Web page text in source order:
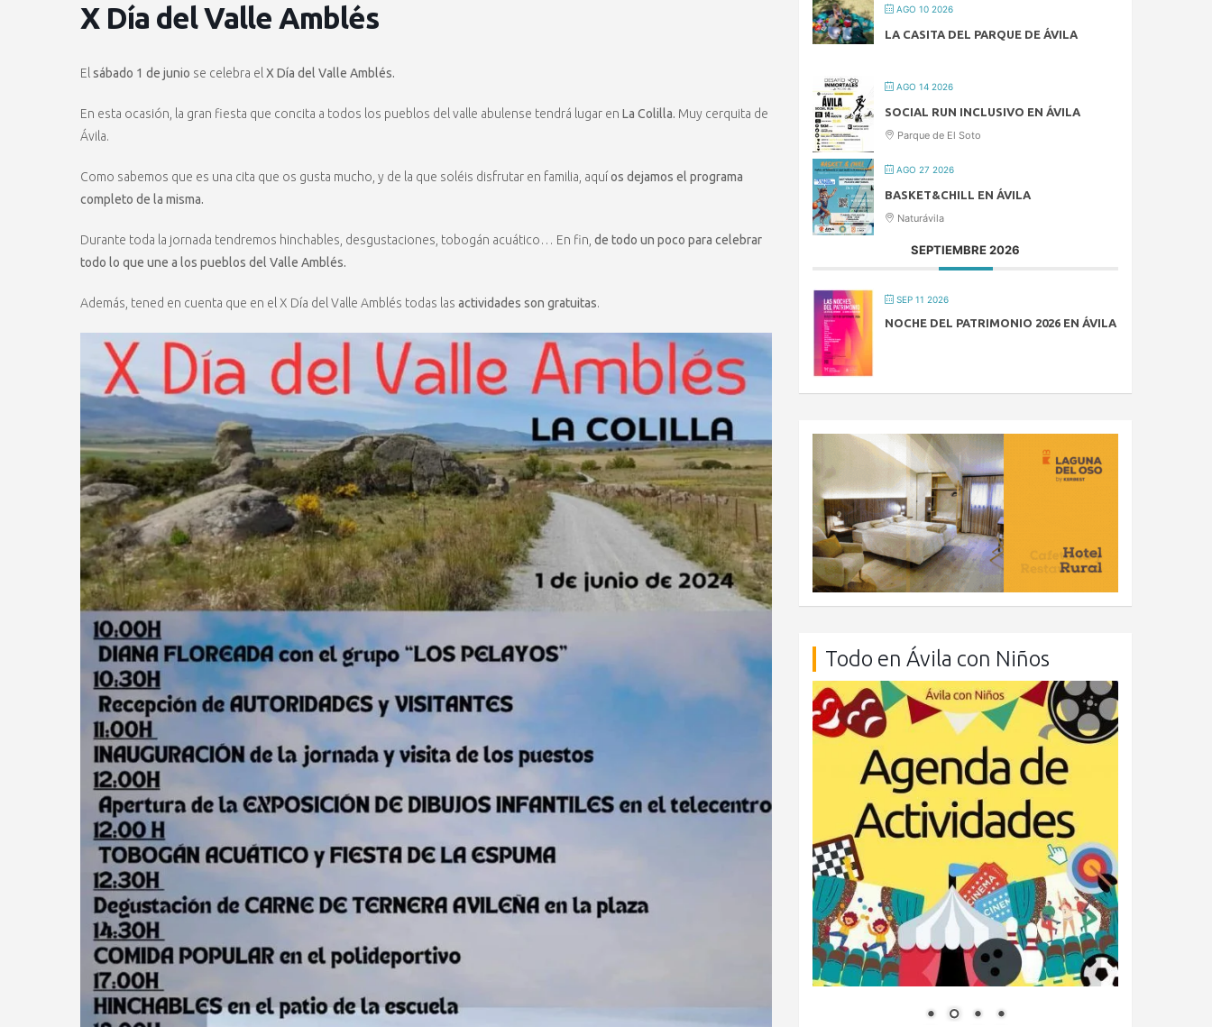
X Día del Valle Amblés
Elsábado 1 de junio se celebra elX Día del Valle Amblés.
En esta ocasión, la gran fiesta que concita a todos los pueblos del valle abulense tendrá lugar en La Colilla. Muy cerquita de
Ávila.
Como sabemos que es una cita que os gusta mucho, y de la que soléis disfrutar en familia, aquíos dejamos el programa
completo de la misma.
Durante toda la jornada tendremos hinchables, desgustaciones, tobogán acuático… En fin, de todo un poco para celebrar
todo lo que une a los pueblos del Valle Amblés.
Además, tened en cuenta que en el X Día del Valle Amblés todas las actividades son gratuitas.
AGO 10 2026
LA CASITA DEL PARQUE DE ÁVILA
AGO 14 2026
SOCIAL RUN INCLUSIVO EN ÁVILA
Parque de El Soto
AGO 27 2026
BASKET&CHILL EN ÁVILA
Naturávila
SEPTIEMBRE 2026
SEP 11 2026
NOCHE DEL PATRIMONIO 2026 EN ÁVILA
Todo en Ávila con Niños